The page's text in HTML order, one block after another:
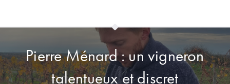
Pierre Ménard : un vigneron
talentueux et discret